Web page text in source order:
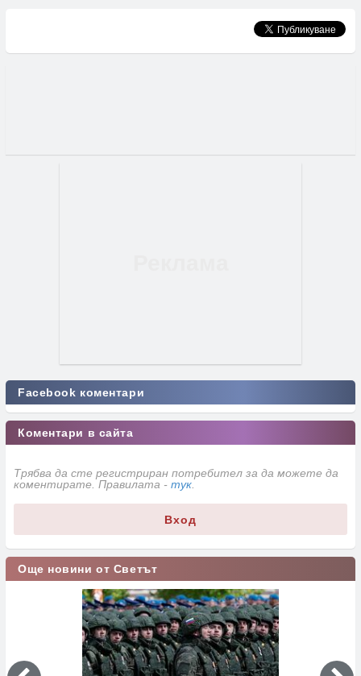
Facebook коментари
Коментари в сайта
Трябва да сте регистриран потребител за да можете да
коментирате. Правилата - тук
Вход
Още новини от Светът